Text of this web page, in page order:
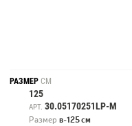
РАЗМЕР СМ
125
АРТ. 30.05170251LP-M
Размер в-125 см